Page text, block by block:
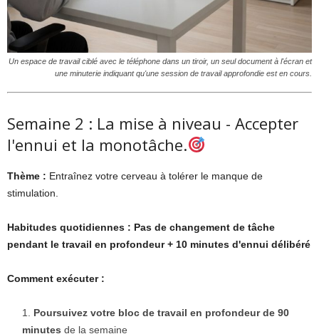
Un espace de travail ciblé avec le téléphone dans un tiroir, un seul document à l'écran et
une minuterie indiquant qu'une session de travail approfondie est en cours.
Semaine 2 : La mise à niveau - Accepter
l'ennui et la monotâche.
Thème : Entraînez votre cerveau à tolérer le manque de
stimulation.
Habitudes quotidiennes : Pas de changement de tâche
pendant le travail en profondeur + 10 minutes d'ennui délibéré
Comment exécuter :
Poursuivez votre bloc de travail en profondeur de 90
minutes de la semaine